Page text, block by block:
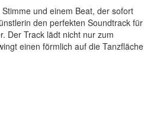
und einem Beat, der sofort
den perfekten Soundtrack für
Der Track lädt nicht nur zum
einen förmlich auf die